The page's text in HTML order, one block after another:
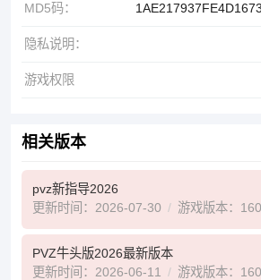
MD5码：
隐私说明：
游戏权限
相关版本
pvz新指导2026
更新时间：2026-07-30
游戏版本：
PVZ牛头版2026最新版本
更新时间：2026-06-11
游戏版本：